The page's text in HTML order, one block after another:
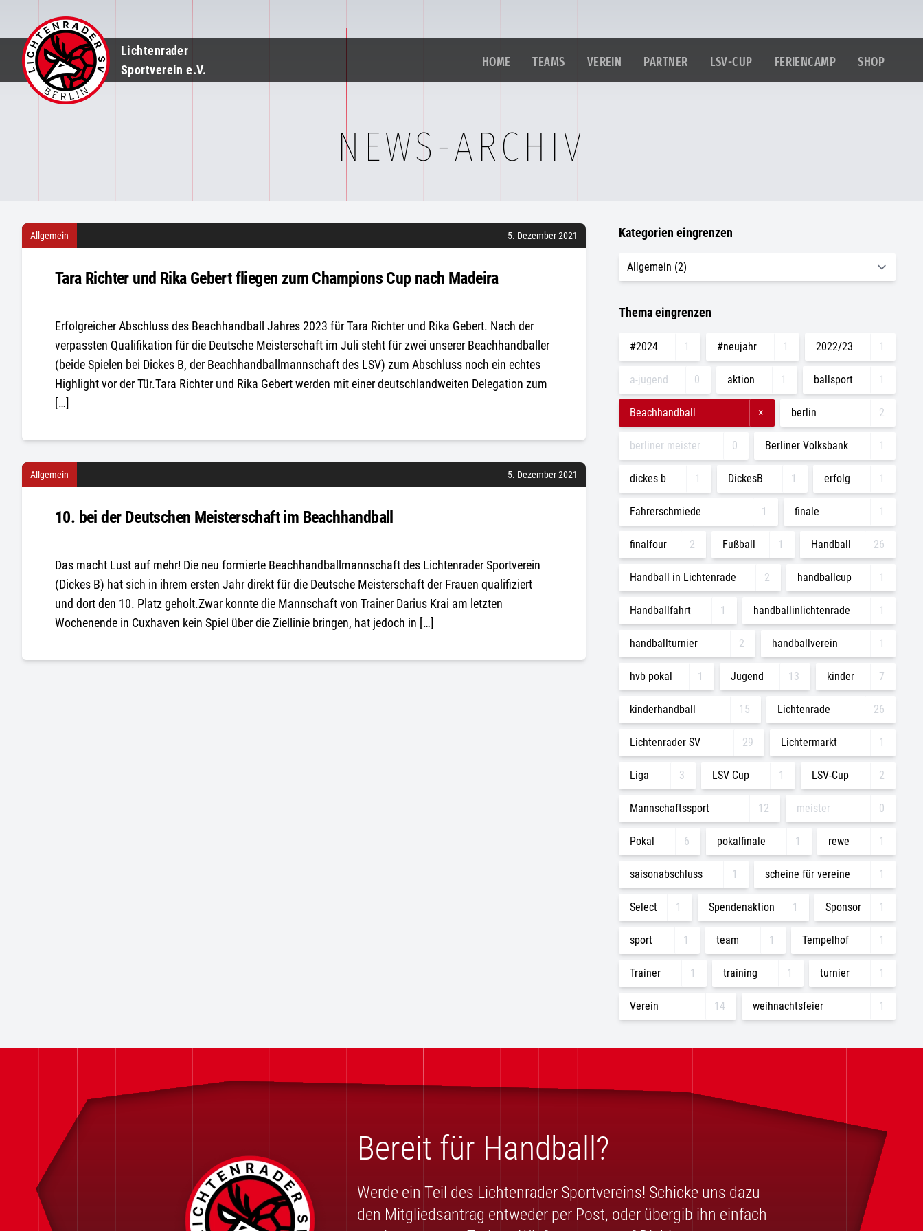
Lichtenrader
Sportverein e.V.
HOME TEAMS VEREIN PARTNER LSV-CUP FERIENCAMP SHOP
NEWS-ARCHIV
Allgemein 5. Dezember 2021
Tara Richter und Rika Gebert fliegen zum Champions Cup nach Madeira
Erfolgreicher Abschluss des Beachhandball Jahres 2023 für Tara Richter und Rika Gebert. Nach der
verpassten Qualifikation für die Deutsche Meisterschaft im Juli steht für zwei unserer Beachhandballer
(beide Spielen bei Dickes B, der Beachhandballmannschaft des LSV) zum Abschluss noch ein echtes
Highlight vor der Tür.Tara Richter und Rika Gebert werden mit einer deutschlandweiten Delegation zum
[…]
Allgemein 5. Dezember 2021
10. bei der Deutschen Meisterschaft im Beachhandball
Das macht Lust auf mehr! Die neu formierte Beachhandballmannschaft des Lichtenrader Sportverein
(Dickes B) hat sich in ihrem ersten Jahr direkt für die Deutsche Meisterschaft der Frauen qualifiziert
und dort den 10. Platz geholt.Zwar konnte die Mannschaft von Trainer Darius Krai am letzten
Wochenende in Cuxhaven kein Spiel über die Ziellinie bringen, hat jedoch in […]
Kategorien eingrenzen
Thema eingrenzen
#2024 1 #neujahr 1 2022/23 1
a-jugend 0 aktion 1 ballsport 1
Beachhandball × berlin 2
berliner meister 0 Berliner Volksbank 1
dickes b 1 DickesB 1 erfolg 1
Fahrerschmiede 1 finale 1
finalfour 2 Fußball 1 Handball 26
Handball in Lichtenrade 2 handballcup 1
Handballfahrt 1 handballinlichtenrade 1
handballturnier 2 handballverein 1
hvb pokal 1 Jugend 13 kinder 7
kinderhandball 15 Lichtenrade 26
Lichtenrader SV 29 Lichtermarkt 1
Liga 3 LSV Cup 1 LSV-Cup 2
Mannschaftssport 12 meister 0
Pokal 6 pokalfinale 1 rewe 1
saisonabschluss 1 scheine für vereine 1
Select 1 Spendenaktion 1 Sponsor 1
sport 1 team 1 Tempelhof 1
Trainer 1 training 1 turnier 1
Verein 14 weihnachtsfeier 1
Bereit für Handball?
Werde ein Teil des Lichtenrader Sportvereins! Schicke uns dazu
den Mitgliedsantrag entweder per Post, oder übergib ihn einfach